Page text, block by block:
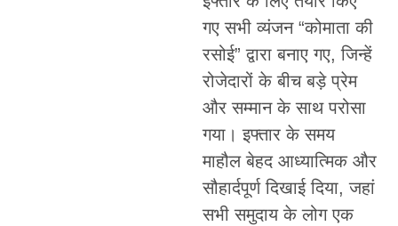
गए सभी व्यंजन “कोमाता की
रसोई” द्वारा बनाए गए, जिन्हें
रोजेदारों के बीच बड़े प्रेम
और सम्मान के साथ परोसा
गया। इफ्तार के समय
माहौल बेहद आध्यात्मिक और
सौहार्दपूर्ण दिखाई दिया, जहां
सभी समुदाय के लोग एक